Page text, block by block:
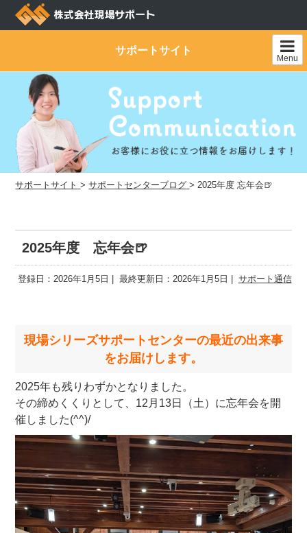
Skip
サポートサイト
Menu
サポートサイト >サポートセンターブログ > 2025年度 忘年会🍺
2025年度 忘年会🍺
登録日：2026年1月5日 最終更新日：2026年1月5日 サポート通信
現場シリーズサポートセンターの最近の出来事
をお届けします。
2025年も残りわずかとなりました。
その締めくくりとして、12月13日（土）に忘年会を開
催しました(^^)/